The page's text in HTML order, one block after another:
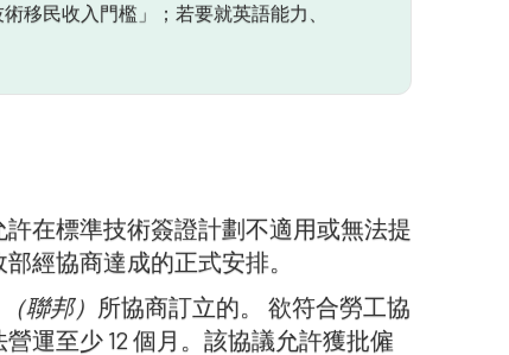
移民收入門檻」；若要就英語能力、
在標準技術簽證計劃不適用或無法提
經協商達成的正式安排。
聯邦） 所協商訂立的。 欲符合勞工協
運至少 12 個月。該協議允許獲批僱